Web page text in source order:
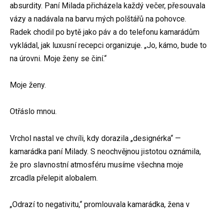
absurdity. Paní Milada přicházela každý večer, přesouvala
vázy a nadávala na barvu mých polštářů na pohovce.
Radek chodil po bytě jako páv a do telefonu kamarádům
vykládal, jak luxusní recepci organizuje. „Jo, kámo, bude to
na úrovni. Moje ženy se činí.“
Moje ženy.
Otřáslo mnou.
Vrchol nastal ve chvíli, kdy dorazila „designérka“ —
kamarádka paní Milady. S neochvějnou jistotou oznámila,
že pro slavnostní atmosféru musíme všechna moje
zrcadla přelepit alobalem.
„Odrazí to negativitu,“ promlouvala kamarádka, žena v